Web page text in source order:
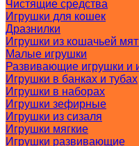
Чистящие средства
Игрушки для кошек
Дразнилки
Игрушки из кошачьей
Малые игрушки
Развивающие игрушки и
Игрушки в банках и тубах
Игрушки в наборах
Игрушки зефирные
Игрушки из сизаля
Игрушки мягкие
Игрушки развивающие